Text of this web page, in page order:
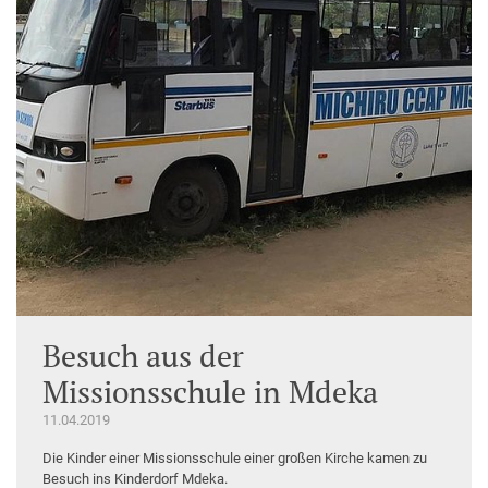
Besuch aus der
Missionsschule in Mdeka
11.04.2019
Die Kinder einer Missionsschule einer großen Kirche kamen zu
Besuch ins Kinderdorf Mdeka.